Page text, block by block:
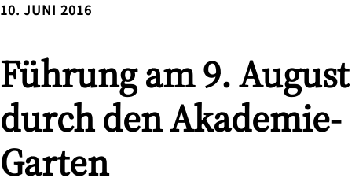
10. JUNI 2016
Führung am 9. August
durch den Akademie-
Garten